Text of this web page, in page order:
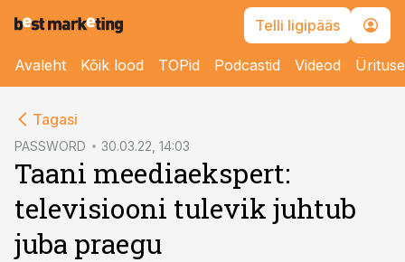
Telli ligipääs
Avaleht Kõik lood TOPid Podcastid Videod
Tagasi
PASSWORD 30.03.22, 14:03
Taani meediaekspert:
televisiooni tulevik juhtub
juba praegu